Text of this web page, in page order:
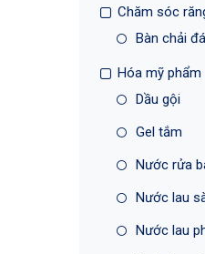
Chăm sóc
Bàn chải
Hóa mỹ phẩm
Dầu gội
Gel tắm
Nước rửa
Nước lau
Nước lau